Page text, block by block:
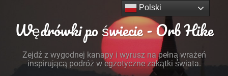
Wędrówki po świecie - Orb Hike
Zejdź z wygodnej kanapy i wyrusz na pełną wrażeń
inspirującą podróż w egzotyczne zakątki świata.
Polski